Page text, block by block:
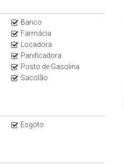
Banco
Farmácia
Locadora
Panificadora
Posto de Gasolina
Sacolão
Esgoto